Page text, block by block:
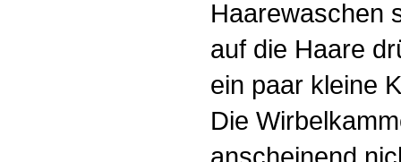
Haarewaschen
auf die Haare
ein paar kleine
Die